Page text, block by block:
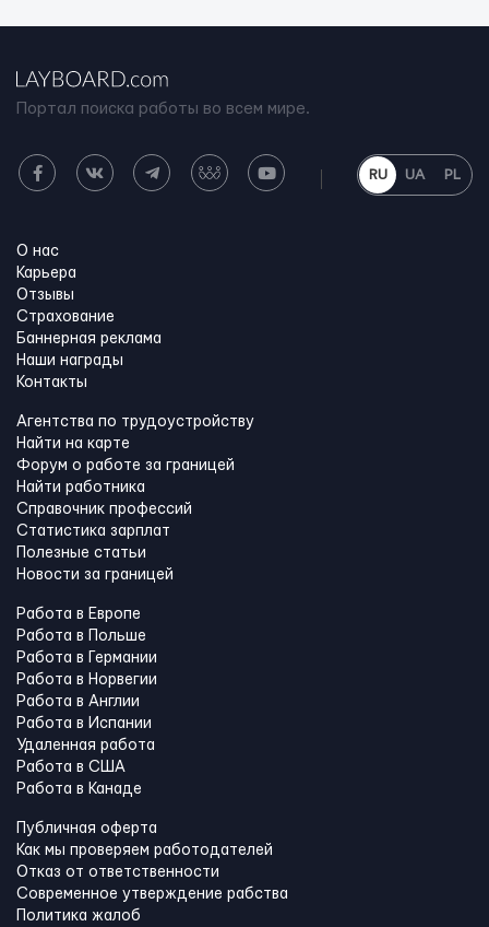
Портал поиска работы во всем мире.
RU UA PL
О нас
Карьера
Отзывы
Страхование
Баннерная реклама
Наши награды
Контакты
Агентства по трудоустройству
Найти на карте
Форум о работе за границей
Найти работника
Справочник профессий
Статистика зарплат
Полезные статьи
Новости за границей
Работа в Европе
Работа в Польше
Работа в Германии
Работа в Норвегии
Работа в Англии
Работа в Испании
Удаленная работа
Работа в США
Работа в Канадe
Публичная оферта
Как мы проверяем работодателей
Отказ от ответственности
Современное утверждение рабства
Политика жалоб